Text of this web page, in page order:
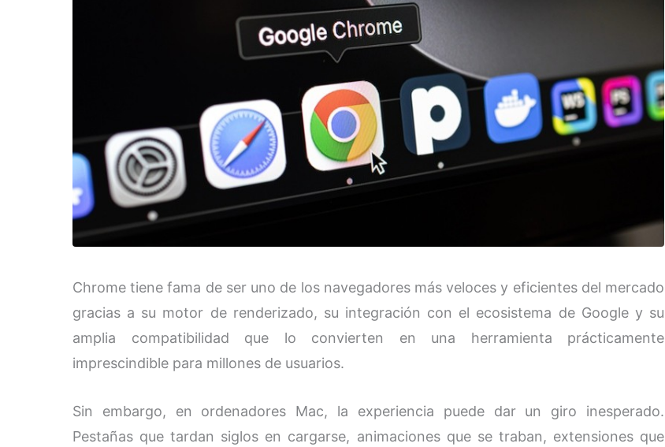
Chrome tiene fama de ser uno de los navegadores más veloces y eficientes del mercado
gracias a su motor de renderizado, su integración con el ecosistema de Google y su
amplia compatibilidad que lo convierten en una herramienta prácticamente
imprescindible para millones de usuarios.
Sin embargo, en ordenadores Mac, la experiencia puede dar un giro inesperado.
Pestañas que tardan siglos en cargarse, animaciones que se traban, extensiones que